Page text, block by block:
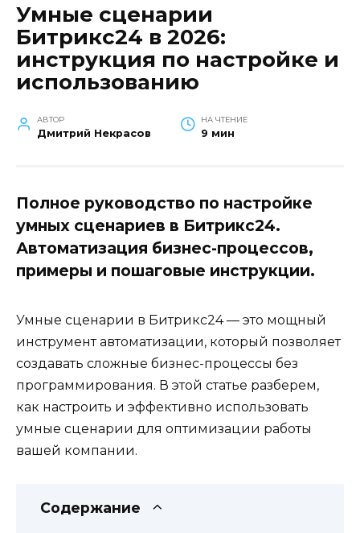
Умные сценарии
Битрикс24 в 2026:
инструкция по настройке и
использованию
АВТОР
Дмитрий Некрасов
НА ЧТЕНИЕ
9 мин
Полное руководство по настройке
умных сценариев в Битрикс24.
Автоматизация бизнес-процессов,
примеры и пошаговые инструкции.
Умные сценарии в Битрикс24 — это мощный
инструмент автоматизации, который позволяет
создавать сложные бизнес-процессы без
программирования. В этой статье разберем,
как настроить и эффективно использовать
умные сценарии для оптимизации работы
вашей компании.
Содержание